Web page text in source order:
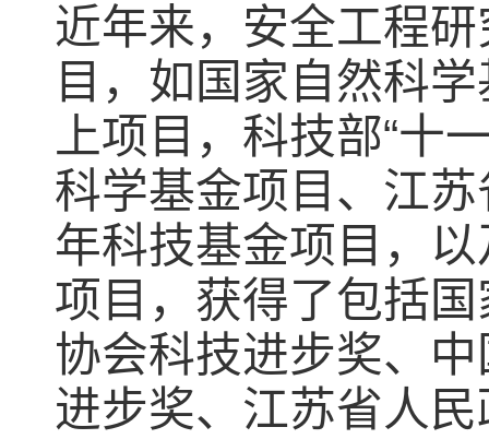
近年来，安全工程
目，如国家自然科
上项目，科技部“十
科学基金项目、江
年科技基金项目，
项目，获得了包括
协会科技进步奖、
进步奖、江苏省人